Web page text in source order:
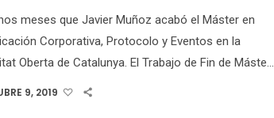
meses que Javier Muñoz acabó el Máster en
Corporativa, Protocolo y Eventos en la
Oberta de Catalunya. El Trabajo de Fin de Máster
en la Comunicación Corporativa del Ajuntament
9, 2019